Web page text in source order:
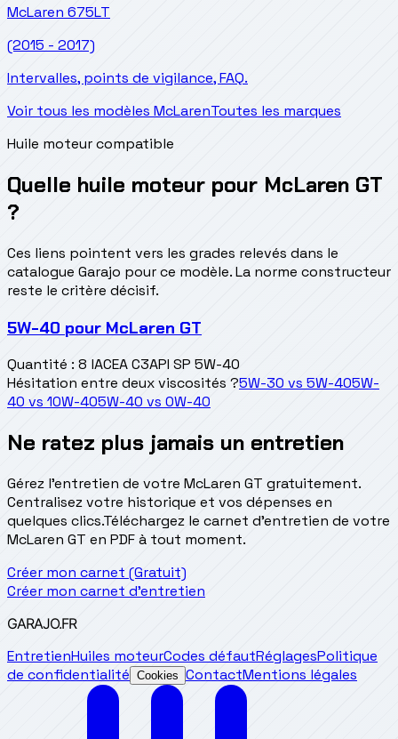
McLaren 675LT
(2015 - 2017)
Intervalles, points de vigilance, FAQ.
Voir tous les modèles McLarenToutes les marques
Huile moteur compatible
Quelle huile moteur pour McLaren GT
?
Ces liens pointent vers les grades relevés dans le
catalogue Garajo pour ce modèle. La norme constructeur
reste le critère décisif.
5W-40 pour McLaren GT
Quantité : 8 lACEA C3API SP 5W-40
Hésitation entre deux viscosités ?5W-30 vs 5W-405W-
40 vs 10W-405W-40 vs 0W-40
Ne ratez plus jamais un entretien
Gérez l'entretien de votre McLaren GT gratuitement.
Centralisez votre historique et vos dépenses en
quelques clics.Téléchargez le carnet d'entretien de votre
McLaren GT en PDF à tout moment.
Créer mon carnet (Gratuit)
Créer mon carnet d'entretien
GARAJO.FR
EntretienHuiles moteurCodes défautRéglagesPolitique
de confidentialité Cookies ContactMentions légales